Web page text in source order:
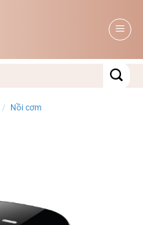
/ Nồi cơm